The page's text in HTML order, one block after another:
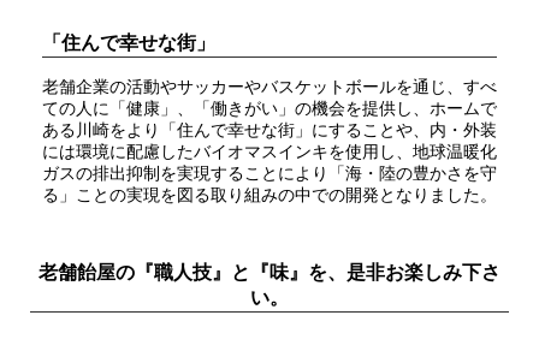
「住んで幸せな街」
老舗企業の活動やサッカーやバスケットボールを通じ、すべ
ての人に「健康」、「働きがい」の機会を提供し、ホームで
ある川崎をより「住んで幸せな街」にすることや、内・外装
には環境に配慮したバイオマスインキを使用し、地球温暖化
ガスの排出抑制を実現することにより「海・陸の豊かさを守
る」ことの実現を図る取り組みの中での開発となりました。
老舗飴屋の『職人技』と『味』を、是非お楽しみ下さ
い。